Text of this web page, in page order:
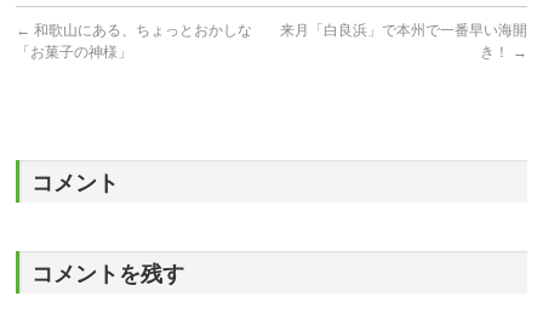
← 和歌山にある、ちょっとおかしな
「お菓子の神様」
来月「白良浜」で本州で一番早い海開
き！
→
コメント
コメントを残す